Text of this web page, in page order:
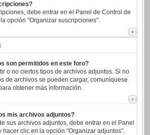
debe entrar en el Panel de Control de
opción "Organizar suscripciones".
son permitidos en este foro?
o no ciertos tipos de archivos adjuntos. Si no
de archivos se pueden cargar, comuníquese
obtener más información.
mis archivos adjuntos?
sus archivos adjuntos, debe entrar en el Panel
hacer clic en la opción "Organizar adjuntos".